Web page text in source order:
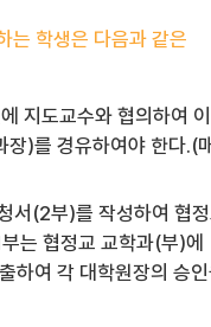
는 학생은 다음과 같은
지도교수와 협의하여
장)를 경유하여야 한다.(
서(2부)를 작성하여 협
는 협정교 교학과(부)에
하여 각 대학원장의 승